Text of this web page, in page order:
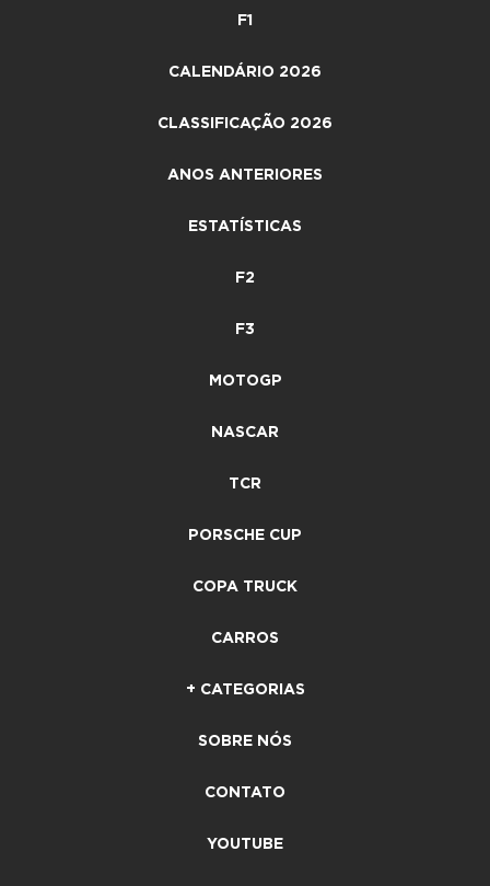
F1
CALENDÁRIO 2026
CLASSIFICAÇÃO 2026
ANOS ANTERIORES
ESTATÍSTICAS
F2
F3
MOTOGP
NASCAR
TCR
PORSCHE CUP
COPA TRUCK
CARROS
+ CATEGORIAS
SOBRE NÓS
CONTATO
YOUTUBE